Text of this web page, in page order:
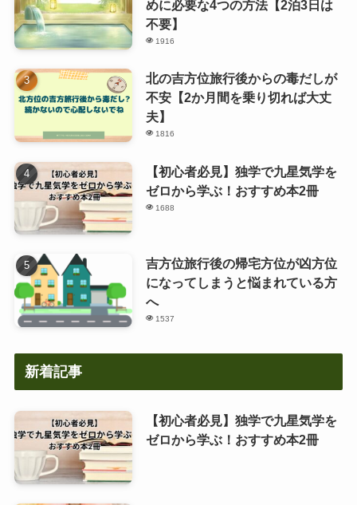
めに必要な4つの方法【2泊3日は
不要】
1916
北の吉方位旅行後からの毒だしが
不安【2か月間を乗り切れば大丈
夫】
1816
【初心者必見】独学で九星気学を
ゼロから学ぶ！おすすめ本2冊
1688
吉方位旅行後の帰宅方位が凶方位
になってしまうと悩まれている方
へ
1537
新着記事
【初心者必見】独学で九星気学を
ゼロから学ぶ！おすすめ本2冊